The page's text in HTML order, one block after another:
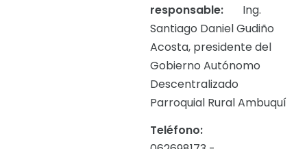
responsable: Ing.
Santiago Daniel Gudiño
Acosta, presidente del
Gobierno Autónomo
Descentralizado
Parroquial Rural Ambuquí
Teléfono: